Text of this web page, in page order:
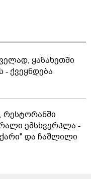
ყაზახეთში
- ქვეყნდება
რესტორანში
ემსხვერპლა -
და ჩაშლილი